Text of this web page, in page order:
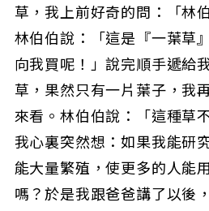
草，我上前好奇的問：「林
林伯伯說：「這是『一葉草
向我買呢！」說完順手遞給
草，果然只有一片葉子，我
來看。林伯伯說：「這種草
我心裏突然想：如果我能研
能大量繁殖，使更多的人能
嗎？於是我跟爸爸講了以後